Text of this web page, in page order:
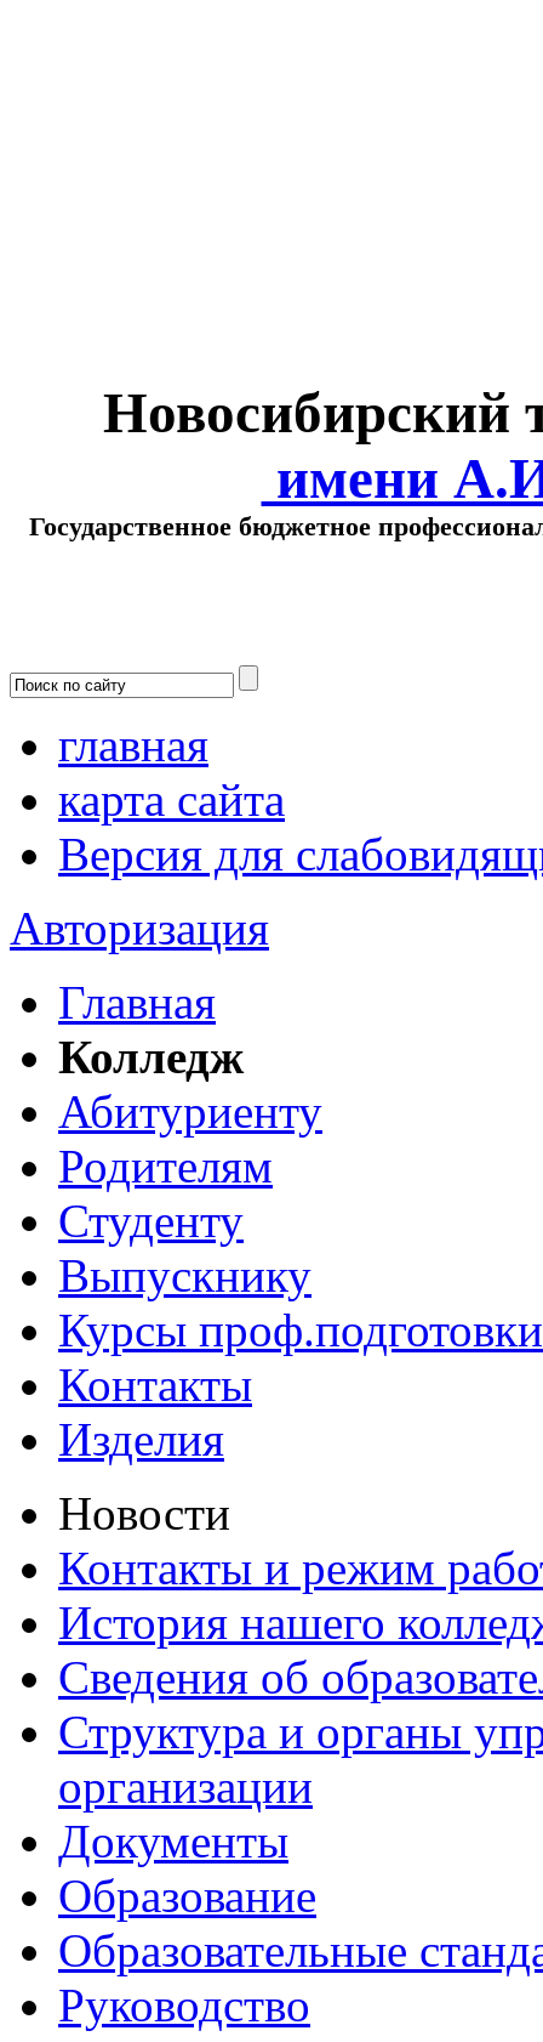
Новосибирский
имени
Государственное бюджетное
главная
карта сайта
Версия для
Авторизация
Главная
Колледж
Абитуриенту
Родителям
Студенту
Выпускнику
Курсы проф.подготовки
Контакты
Изделия
Новости
Контакты и режим
История нашего
Сведения об
Структура и органы
организации
Документы
Образование
Образовательные
Руководство